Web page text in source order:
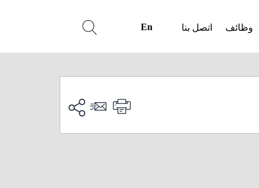
وظائف اتصل بنا En